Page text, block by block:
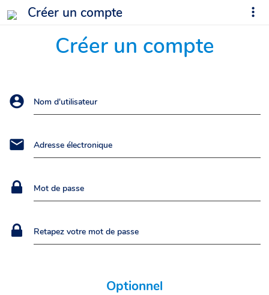
Créer un compte
Créer un compte
Nom d'utilisateur
Adresse électronique
Mot de passe
Retapez votre mot de passe
Optionnel